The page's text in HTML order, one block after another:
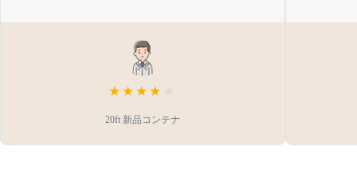
★★★★
20ft 新品コンテナ